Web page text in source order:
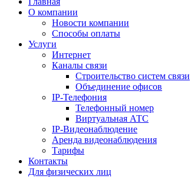
О компании
Новости компании
Способы оплаты
Услуги
Интернет
Каналы связи
Строительство систем связи
Объединение офисов
IP-Телефония
Телефонный номер
Виртуальная АТС
IP-Видеонаблюдение
Аренда видеонаблюдения
Тарифы
Контакты
Для физических лиц